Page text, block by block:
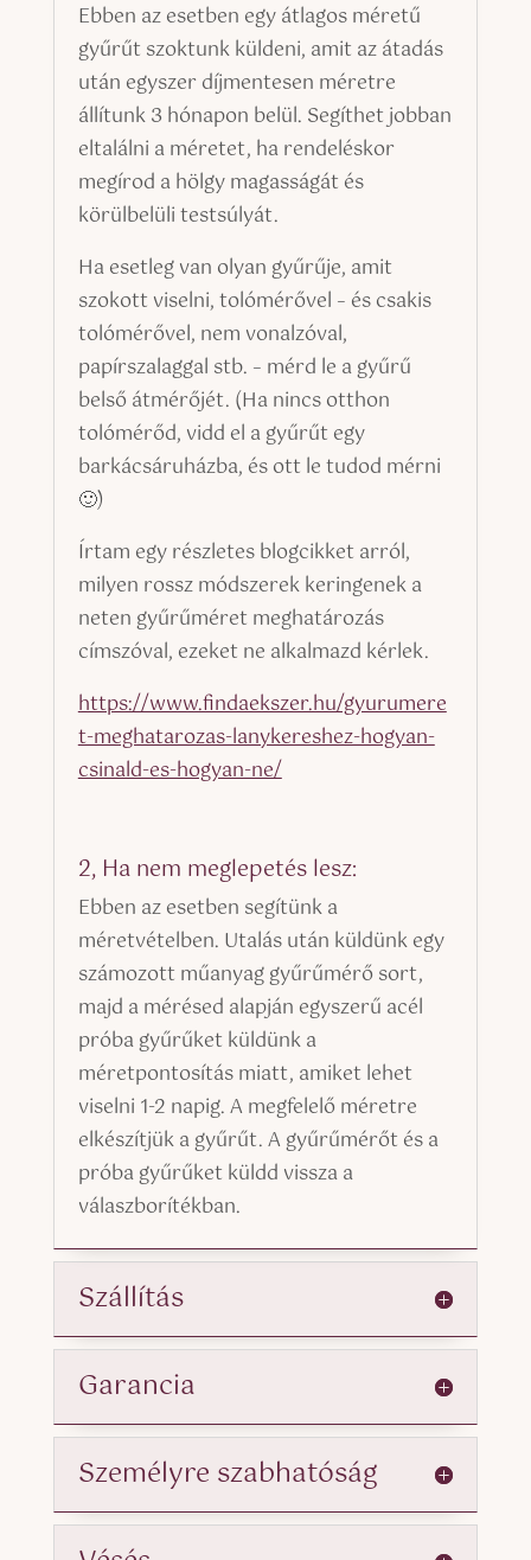
Ebben az esetben egy átlagos méretű
gyűrűt szoktunk küldeni, amit az átadás
után egyszer díjmentesen méretre
állítunk 3 hónapon belül. Segíthet jobban
eltalálni a méretet, ha rendeléskor
megírod a hölgy magasságát és
körülbelüli testsúlyát.
Ha esetleg van olyan gyűrűje, amit
szokott viselni, tolómérővel – és csakis
tolómérővel, nem vonalzóval,
papírszalaggal stb. – mérd le a gyűrű
belső átmérőjét. (Ha nincs otthon
tolómérőd, vidd el a gyűrűt egy
barkácsáruházba, és ott le tudod mérni
🙂)
Írtam egy részletes blogcikket arról,
milyen rossz módszerek keringenek a
neten gyűrűméret meghatározás
címszóval, ezeket ne alkalmazd kérlek.
https://www.findaekszer.hu/gyurumere
t-meghatarozas-lanykereshez-hogyan-
csinald-es-hogyan-ne/
2, Ha nem meglepetés lesz:
Ebben az esetben segítünk a
méretvételben. Utalás után küldünk egy
számozott műanyag gyűrűmérő sort,
majd a mérésed alapján egyszerű acél
próba gyűrűket küldünk a
méretpontosítás miatt, amiket lehet
viselni 1-2 napig. A megfelelő méretre
elkészítjük a gyűrűt. A gyűrűmérőt és a
próba gyűrűket küldd vissza a
válaszborítékban.
Szállítás
Garancia
Személyre szabhatóság